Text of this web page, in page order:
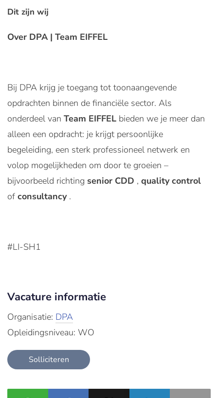
Dit zijn wij
Over DPA | Team EIFFEL
Bij DPA krijg je toegang tot toonaangevende
opdrachten binnen de financiële sector. Als
onderdeel van Team EIFFEL bieden we je meer dan
alleen een opdracht: je krijgt persoonlijke
begeleiding, een sterk professioneel netwerk en
volop mogelijkheden om door te groeien –
bijvoorbeeld richting senior CDD , quality control
of consultancy .
#LI-SH1
Vacature informatie
Organisatie: DPA
Opleidingsniveau: WO
Solliciteren